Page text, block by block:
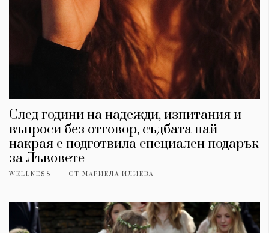
След години на надежди, изпитания и
въпроси без отговор, съдбата най-
накрая е подготвила специален подарък
за Лъвовете
WELLNESS ОТ МАРИЕЛА ИЛИЕВА